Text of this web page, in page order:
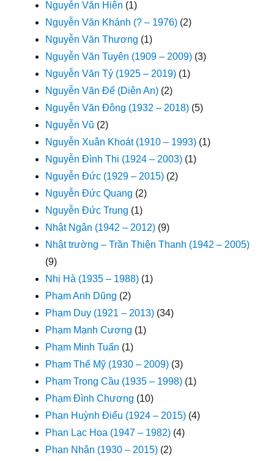
Nguyễn Văn Hiên (1)
Nguyễn Văn Khánh (? – 1976) (2)
Nguyễn Văn Thương (1)
Nguyễn Văn Tuyên (1909 – 2009) (3)
Nguyễn Văn Tý (1925 – 2019) (1)
Nguyễn Văn Để (Diên An) (2)
Nguyễn Văn Đông (1932 – 2018) (5)
Nguyễn Vũ (2)
Nguyễn Xuân Khoát (1910 – 1993) (1)
Nguyễn Đình Thi (1924 – 2003) (1)
Nguyễn Đức (1929 – 2015) (2)
Nguyễn Đức Quang (2)
Nguyễn Đức Trung (1)
Nhật Ngân (1942 – 2012) (9)
Nhật trường – Trần Thiện Thanh (1942 – 2005)
(9)
Nhị Hà (1935 – 1988) (1)
Phạm Anh Dũng (2)
Phạm Duy (1921 – 2013) (34)
Phạm Mạnh Cương (1)
Phạm Minh Tuấn (1)
Phạm Thế Mỹ (1930 – 2009) (3)
Phạm Trọng Cầu (1935 – 1998) (1)
Phạm Đình Chương (10)
Phan Huỳnh Điểu (1924 – 2015) (4)
Phan Lạc Hoa (1947 – 1982) (4)
Phan Nhân (1930 – 2015) (2)